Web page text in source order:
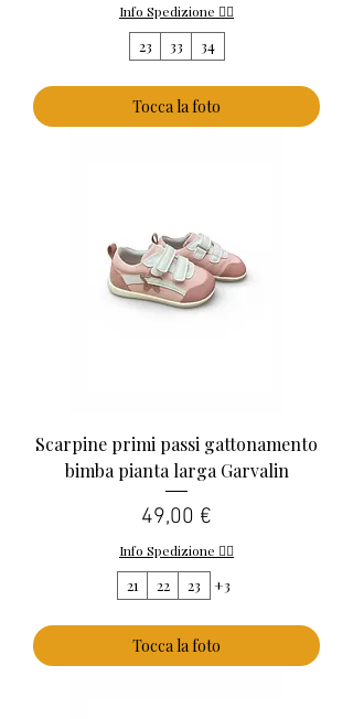
Info Spedizione 👈🏻
23 33 34
Tocca la foto
Scarpine primi passi gattonamento
bimba pianta larga Garvalin
Prezzo
49,00 €
Info Spedizione 👈🏻
21 22 23 +3
Tocca la foto